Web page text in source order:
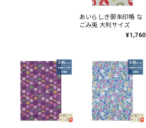
あいらしき御朱印帳 な
ごみ兎 大判サイズ
¥1,760